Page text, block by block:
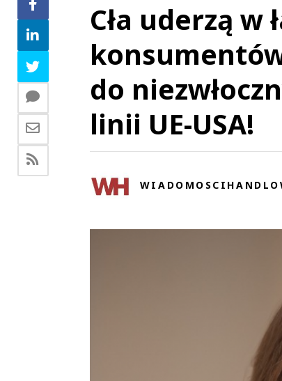
Cła uderzą w
do
linii UE-USA!